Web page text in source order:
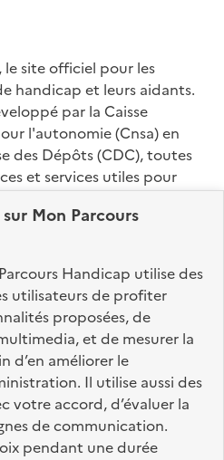
sur Mon Parcours
Handicap utilise des
utilisateurs de profiter
proposées, de
et de mesurer la
d’en améliorer le
Il utilise aussi des
votre accord, d’évaluer la
de communication.
pendant une durée
le site officiel pour les
handicap et leurs aidants.
par la Caisse
l'autonomie (Cnsa) en
des Dépôts (CDC), toutes
et services utiles pour
vos démarches,
legifrance.gouv.fr
La Caisse des Dépôts